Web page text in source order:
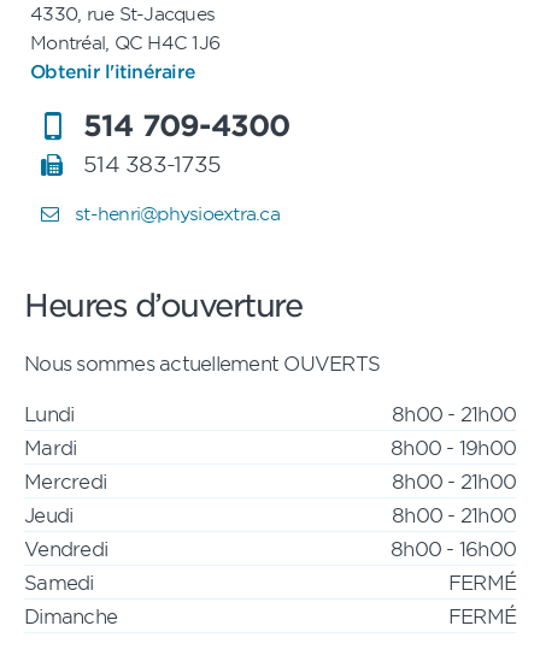
4330, rue St-Jacques
Montréal, QC H4C 1J6
Obtenir l'itinéraire
514 709-4300
514 383-1735
st-henri@physioextra.ca
Heures d’ouverture
Nous sommes actuellement OUVERTS
Lundi
8h00 - 21h00
Mardi
8h00 - 19h00
Mercredi
8h00 - 21h00
Jeudi
8h00 - 21h00
Vendredi
8h00 - 16h00
Samedi
FERMÉ
Dimanche
FERMÉ